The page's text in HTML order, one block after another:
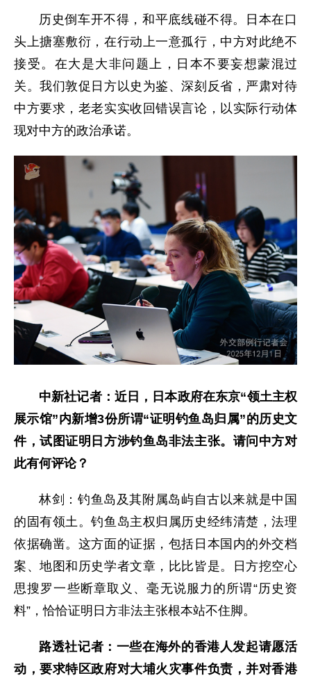
历史倒车开不得，和平底线碰不得。日本在口
头上搪塞敷衍，在行动上一意孤行，中方对此绝不
接受。在大是大非问题上，日本不要妄想蒙混过
关。我们敦促日方以史为鉴、深刻反省，严肃对待
中方要求，老老实实收回错误言论，以实际行动体
现对中方的政治承诺。
中新社记者：近日，日本政府在东京“领土主权
展示馆”内新增3份所谓“证明钓鱼岛归属”的历史文
件，试图证明日方涉钓鱼岛非法主张。请问中方对
此有何评论？
林剑：钓鱼岛及其附属岛屿自古以来就是中国
的固有领土。钓鱼岛主权归属历史经纬清楚，法理
依据确凿。这方面的证据，包括日本国内的外交档
案、地图和历史学者文章，比比皆是。日方挖空心
思搜罗一些断章取义、毫无说服力的所谓“历史资
料”，恰恰证明日方非法主张根本站不住脚。
路透社记者：一些在海外的香港人发起请愿活
动，要求特区政府对大埔火灾事件负责，并对香港